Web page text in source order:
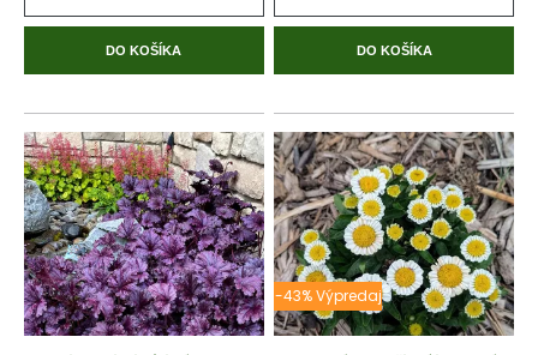
DO KOŠÍKA DO KOŠÍKA
-43% Výpredaj